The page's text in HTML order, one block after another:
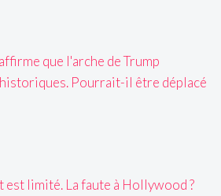
que l'arche de Trump
Pourrait-il être déplacé
est limité. La faute à Hollywood ?